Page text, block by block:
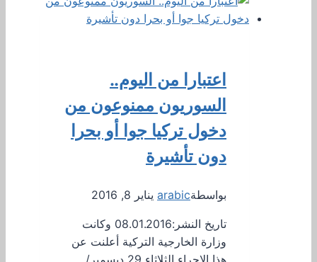
اعتبارا من اليوم..
السوريون ممنوعون من
دخول تركيا جوا أو بحرا
دون تأشيرة
بواسطةarabic يناير 8, 2016
تاريخ النشر:08.01.2016 وكانت
وزارة الخارجية التركية أعلنت عن
هذا الإجراء الثلاثاء 29 ديسمبر/